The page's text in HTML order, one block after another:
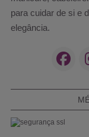
para cuidar de si e
elegância.